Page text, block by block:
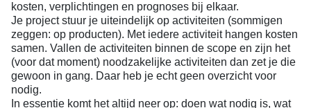
kosten, verplichtingen en prognoses bij elkaar.
Je project stuur je uiteindelijk op activiteiten (sommigen
zeggen: op producten). Met iedere activiteit hangen kosten
samen. Vallen de activiteiten binnen de scope en zijn het
(voor dat moment) noodzakelijke activiteiten dan zet je die
gewoon in gang. Daar heb je echt geen overzicht voor
nodig.
In essentie komt het altijd neer op: doen wat nodig is, wat